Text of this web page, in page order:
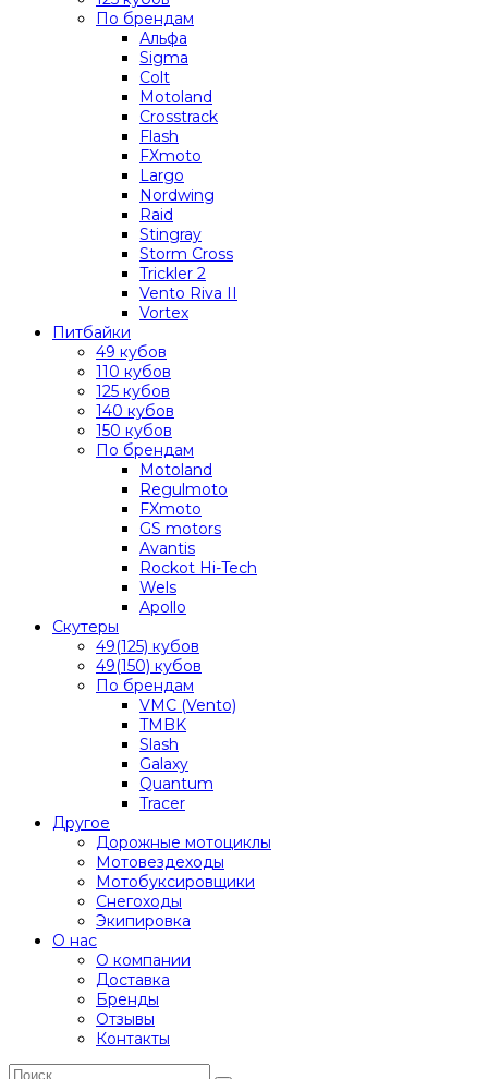
По брендам
Альфа
Sigma
Colt
Motoland
Crosstrack
Flash
FXmoto
Largo
Nordwing
Raid
Stingray
Storm Cross
Trickler 2
Vento Riva II
Vortex
Питбайки
49 кубов
110 кубов
125 кубов
140 кубов
150 кубов
По брендам
Motoland
Regulmoto
FXmoto
GS motors
Avantis
Rockot Hi-Tech
Wels
Apollo
Скутеры
49(125) кубов
49(150) кубов
По брендам
VMC (Vento)
TMBK
Slash
Galaxy
Quantum
Tracer
Другое
Дорожные мотоциклы
Мотовездеходы
Мотобуксировщики
Снегоходы
Экипировка
О нас
О компании
Доставка
Бренды
Отзывы
Контакты